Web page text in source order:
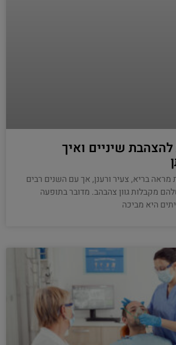
להצהבת שיניים ואיך
מראה בריא, צעיר ורענן, אך עם השנים רבים
מקבלות גוון צהבהב. מדובר בתופעה
היא מביכה